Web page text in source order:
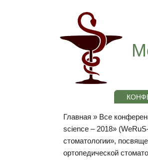
Главная » Все
science – 2018»
стоматологии»,
ортопедической